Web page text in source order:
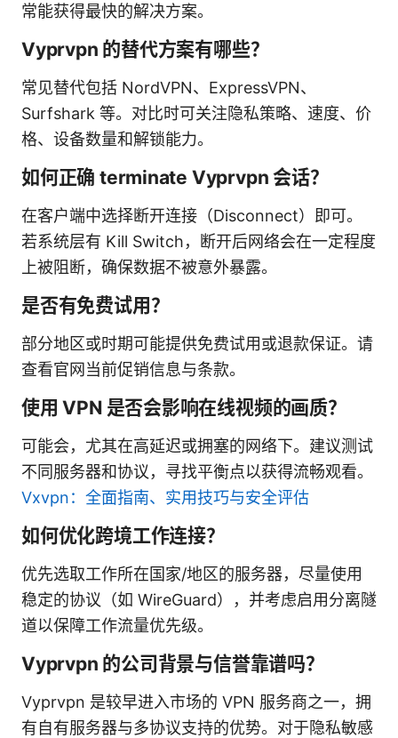
常能获得最快的解决方案。
Vyprvpn 的替代方案有哪些？
常见替代包括 NordVPN、ExpressVPN、
Surfshark 等。对比时可关注隐私策略、速度、价
格、设备数量和解锁能力。
如何正确 terminate Vyprvpn 会话？
在客户端中选择断开连接（Disconnect）即可。
若系统层有 Kill Switch，断开后网络会在一定程度
上被阻断，确保数据不被意外暴露。
是否有免费试用？
部分地区或时期可能提供免费试用或退款保证。请
查看官网当前促销信息与条款。
使用 VPN 是否会影响在线视频的画质？
可能会，尤其在高延迟或拥塞的网络下。建议测试
不同服务器和协议，寻找平衡点以获得流畅观看。
Vxvpn：全面指南、实用技巧与安全评估
如何优化跨境工作连接？
优先选取工作所在国家/地区的服务器，尽量使用
稳定的协议（如 WireGuard），并考虑启用分离隧
道以保障工作流量优先级。
Vyprvpn 的公司背景与信誉靠谱吗？
Vyprvpn 是较早进入市场的 VPN 服务商之一，拥
有自有服务器与多协议支持的优势。对于隐私敏感